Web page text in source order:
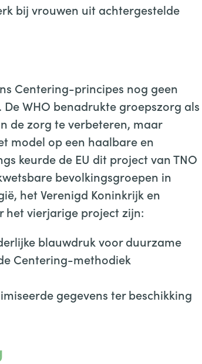
bij vrouwen uit achtergestelde
Centering-principes nog geen
WHO benadrukte groepszorg als
de zorg te verbeteren, maar
model op een haalbare en
keurde de EU dit project van TNO
bevolkingsgroepen in
het Verenigd Koninkrijk en
het vierjarige project zijn:
blauwdruk voor duurzame
Centering-methodiek
gegevens ter beschikking